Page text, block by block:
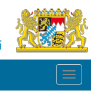
Toggle